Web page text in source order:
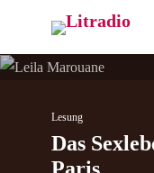
Lesung
Das
Paris